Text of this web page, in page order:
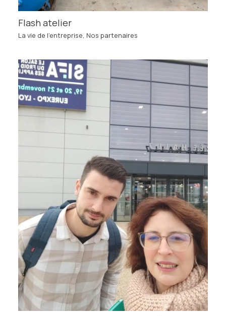
Flash atelier
La vie de l'entreprise, Nos partenaires